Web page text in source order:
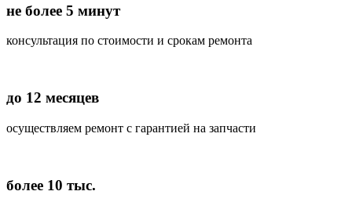
не более 5 минут
консультация по стоимости и срокам ремонта
до 12 месяцев
осуществляем ремонт с гарантией на запчасти
более 10 тыс.